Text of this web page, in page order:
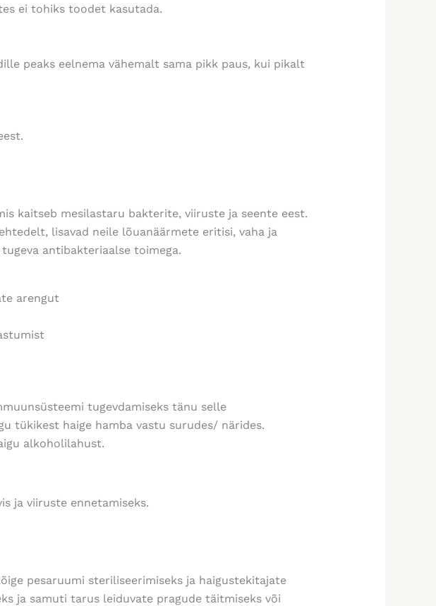
ei tohiks toodet kasutada.
peaks eelnema vähemalt sama pikk paus, kui pikalt
kaitseb mesilastaru bakterite, viiruste ja seente eest.
lisavad neile lõuanäärmete eritisi, vaha ja
antibakteriaalse toimega.
arengut
tugevdamiseks tänu selle
tükikest haige hamba vastu surudes/ närides.
alkoholilahust.
ja viiruste ennetamiseks.
pesaruumi steriliseerimiseks ja haigustekitajate
ja samuti tarus leiduvate pragude täitmiseks või